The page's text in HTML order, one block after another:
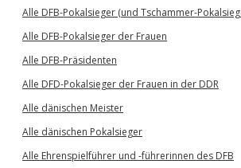
Alle DFB-Pokalsieger (und Tschammer-
Alle DFB-Pokalsieger der Frauen
Alle DFB-Präsidenten
Alle DFD-Pokalsieger der Frauen in der DDR
Alle dänischen Meister
Alle dänischen Pokalsieger
Alle Ehrenspielführer und -führerinnen des DFB